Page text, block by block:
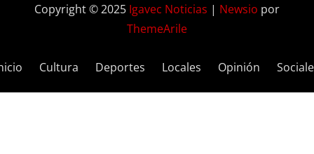
Copyright © 2025 Igavec Noticias | Newsio por
ThemeArile
Cultura Deportes Locales Opinión